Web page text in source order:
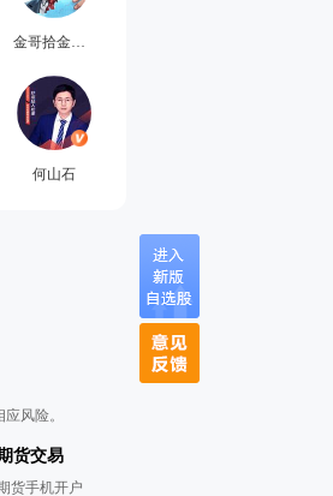
金哥拾金寻势
何山石
风险。
货交易
货手机开户